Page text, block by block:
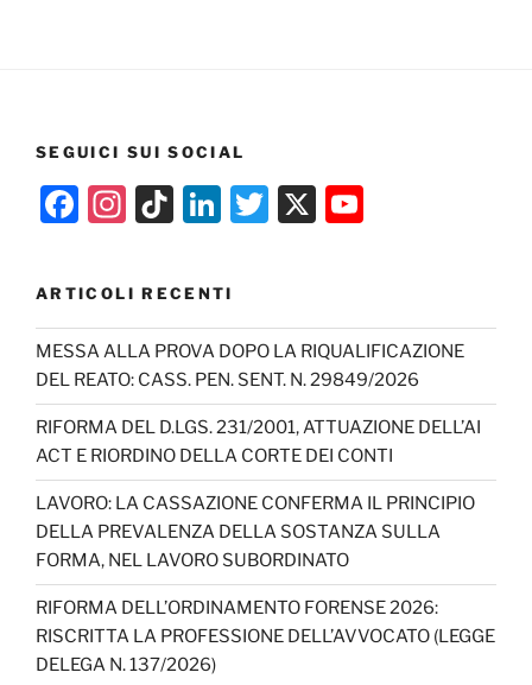
SEGUICI SUI SOCIAL
F
c
e
b
o
o
k
In
a
gr
a
m
Ti
T
o
k
Li
k
e
dI
n
T
er
X
T
u
b
e
C
h
a
n
n
el
ARTICOLI RECENTI
MESSA ALLA PROVA DOPO LA RIQUALIFICAZIONE
DEL REATO: CASS. PEN. SENT. N. 29849/2026
RIFORMA DEL D.LGS. 231/2001, ATTUAZIONE DELL’AI
ACT E RIORDINO DELLA CORTE DEI CONTI
LAVORO: LA CASSAZIONE CONFERMA IL PRINCIPIO
DELLA PREVALENZA DELLA SOSTANZA SULLA
FORMA, NEL LAVORO SUBORDINATO
RIFORMA DELL’ORDINAMENTO FORENSE 2026:
RISCRITTA LA PROFESSIONE DELL’AVVOCATO (LEGGE
DELEGA N. 137/2026)